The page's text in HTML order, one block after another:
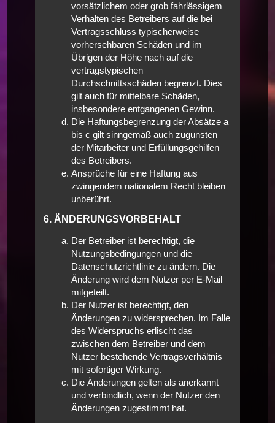
vorsätzlichem oder grob fahrlässigem
Verhalten des Betreibers auf die bei
Vertragsschluss typischerweise
vorhersehbaren Schäden und im
Übrigen der Höhe nach auf die
vertragstypischen
Durchschnittsschäden begrenzt. Dies
gilt auch für mittelbare Schäden,
insbesondere entgangenen Gewinn.
Die Haftungsbegrenzung der Absätze a
bis c gilt sinngemäß auch zugunsten
der Mitarbeiter und Erfüllungsgehilfen
des Betreibers.
Ansprüche für eine Haftung aus
zwingendem nationalem Recht bleiben
unberührt.
6. ÄNDERUNGSVORBEHALT
Der Betreiber ist berechtigt, die
Nutzungsbedingungen und die
Datenschutzrichtlinie zu ändern. Die
Änderung wird dem Nutzer per E-Mail
mitgeteilt.
Der Nutzer ist berechtigt, den
Änderungen zu widersprechen. Im Falle
des Widerspruchs erlischt das
zwischen dem Betreiber und dem
Nutzer bestehende Vertragsverhältnis
mit sofortiger Wirkung.
Die Änderungen gelten als anerkannt
und verbindlich, wenn der Nutzer den
Änderungen zugestimmt hat.